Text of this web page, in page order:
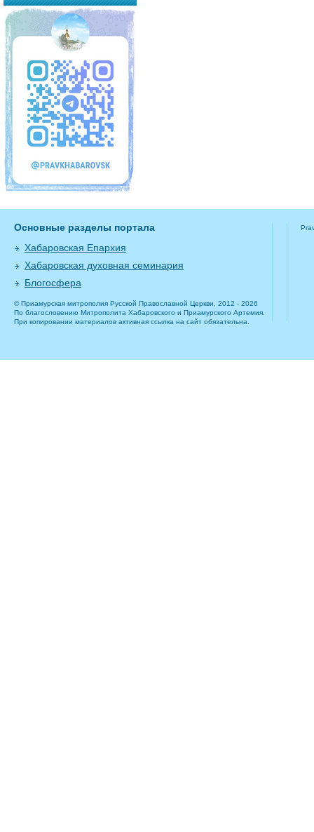
Основные разделы портала
Хабаровская Епархия
Хабаровская духовная семинария
Блогосфера
© Приамурская митрополия Русской Православной Церкви, 2012 - 2026
По благословению Митрополита Хабаровского и Приамурского Артемия.
При копировании материалов активная ссылка на сайт обязательна.